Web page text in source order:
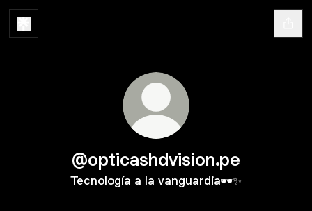
@opticashdvision.pe
Tecnología a la vanguardia🕶️✨